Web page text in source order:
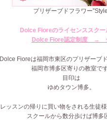
プリザーブドフラワー
Dolce Fioreのライセンススクー
Dolce Fiore認定制度 →
Dolce Fioreは福岡市東区のプリザーブ
福岡市博多区寄りの教室で
目印は
ゆめタウン博多。
レッスンの帰りに買い物をされる生徒様
スクールから数分歩けば博多